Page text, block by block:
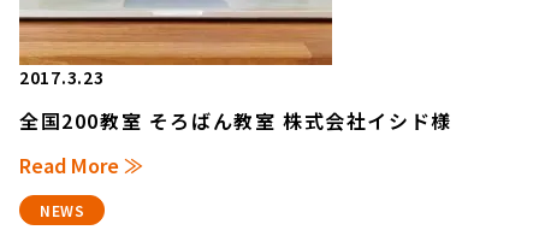
2017.3.23
全国200教室 そろばん教室 株式会社イシド様
Read More ≫
NEWS